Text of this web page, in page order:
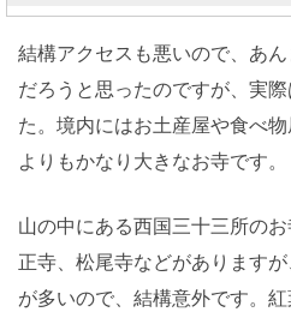
結構アクセスも悪いので、あ
だろうと思ったのですが、実
た。境内にはお土産屋や食べ
よりもかなり大きなお寺です。
山の中にある西国三十三所の
正寺、松尾寺などがあります
が多いので、結構意外です。